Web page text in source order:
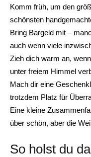
Komm früh, um den
schönsten
Bring Bargeld mit –
auch wenn viele
Zieh dich warm an,
unter freiem Himmel
Mach dir eine
trotzdem Platz für
Eine kleine
über schön, aber die
So holst du